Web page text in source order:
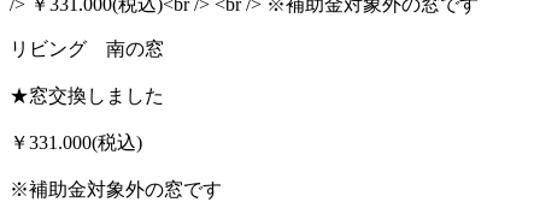
リビング 南の窓
★窓交換しました
￥331.000(税込)
※補助金対象外の窓です